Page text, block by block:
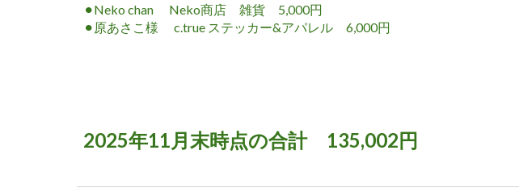
⚫︎Neko chan
Neko商店 雑貨 5,000円
⚫︎ 原あさこ様 c.true ステッカー&アパレル 6,000円
2025年11月末時点の合計 135,002円